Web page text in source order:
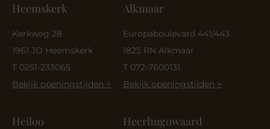
Heemskerk
Kerkweg 28
1961 JD Heemskerk
T 0251-233065
Bekijk openingstijden >
Heiloo
Alkmaar
Europaboulevard 441/443
1825 RN Alkmaar
T 072-7600131
Bekijk openingstijden >
Heerhugowaard